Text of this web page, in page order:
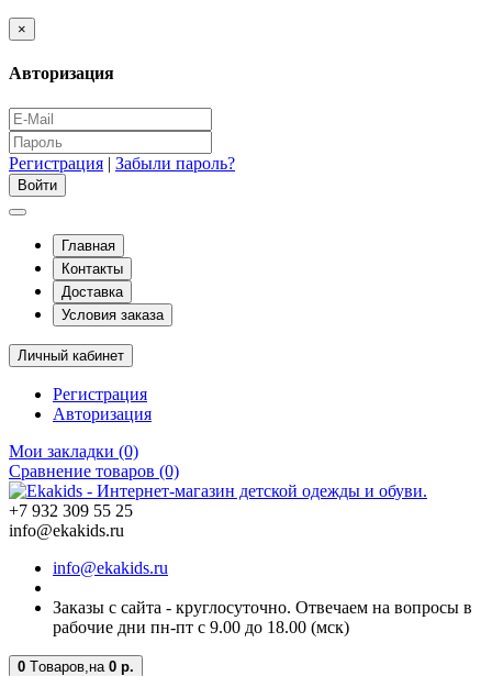
×
Авторизация
Регистрация | Забыли пароль?
Главная
Контакты
Доставка
Условия заказа
Личный кабинет
Регистрация
Авторизация
Мои закладки (0)
Сравнение товаров (0)
+7 932 309 55 25
info@ekakids.ru
info@ekakids.ru
Заказы с сайта - круглосуточно. Отвечаем на вопросы в
рабочие дни пн-пт с 9.00 до 18.00 (мск)
0 Tоваров, на 0 р.